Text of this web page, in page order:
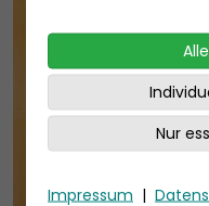
Nur
Impressum |